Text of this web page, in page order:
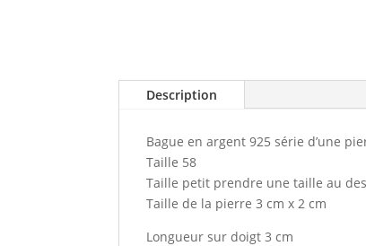
Description
Bague en argent 925 série d’une
Taille 58
Taille petit prendre une taille au
Taille de la pierre 3 cm x 2 cm
Longueur sur doigt 3 cm